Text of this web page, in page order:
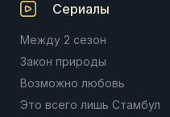
Сериалы
Между 2 сезон
Закон природы
Возможно любовь
Это всего лишь Стамбул